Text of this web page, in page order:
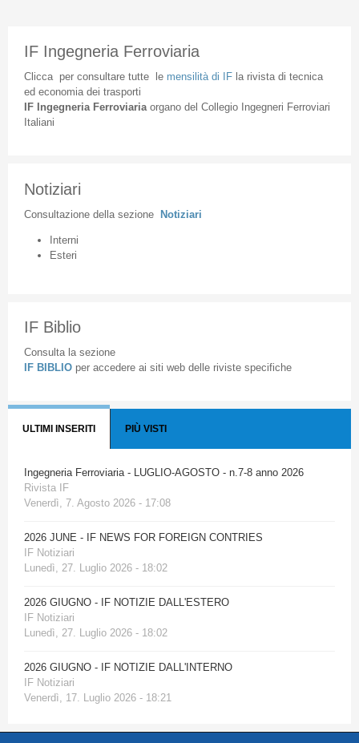
IF Ingegneria Ferroviaria
Cliccaper consultare tuttele mensilità di IFla rivista di tecnica
ed economia dei trasporti
IF Ingegneria Ferroviaria organodel Collegio Ingegneri Ferroviari
Italiani
Notiziari
Consultazione della sezione Notiziari
Interni
Esteri
IF Biblio
Consulta la sezione
IF BIBLIO per accedere ai siti web delle riviste specifiche
ULTIMI INSERITI PIÙ VISTI
Ingegneria Ferroviaria - LUGLIO-AGOSTO - n.7-8 anno 2026
Rivista IF
Venerdì, 7. Agosto 2026 - 17:08
2026 JUNE - IF NEWS FOR FOREIGN CONTRIES
IF Notiziari
Lunedì, 27. Luglio 2026 - 18:02
2026 GIUGNO - IF NOTIZIE DALL'ESTERO
IF Notiziari
Lunedì, 27. Luglio 2026 - 18:02
2026 GIUGNO - IF NOTIZIE DALL'INTERNO
IF Notiziari
Venerdì, 17. Luglio 2026 - 18:21